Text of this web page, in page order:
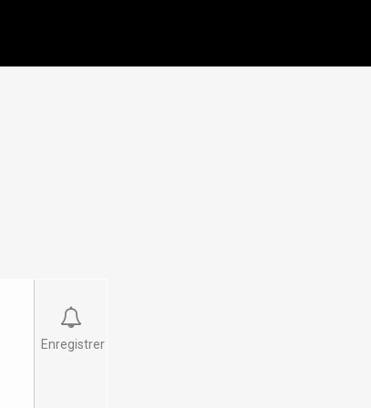
Enregistrer